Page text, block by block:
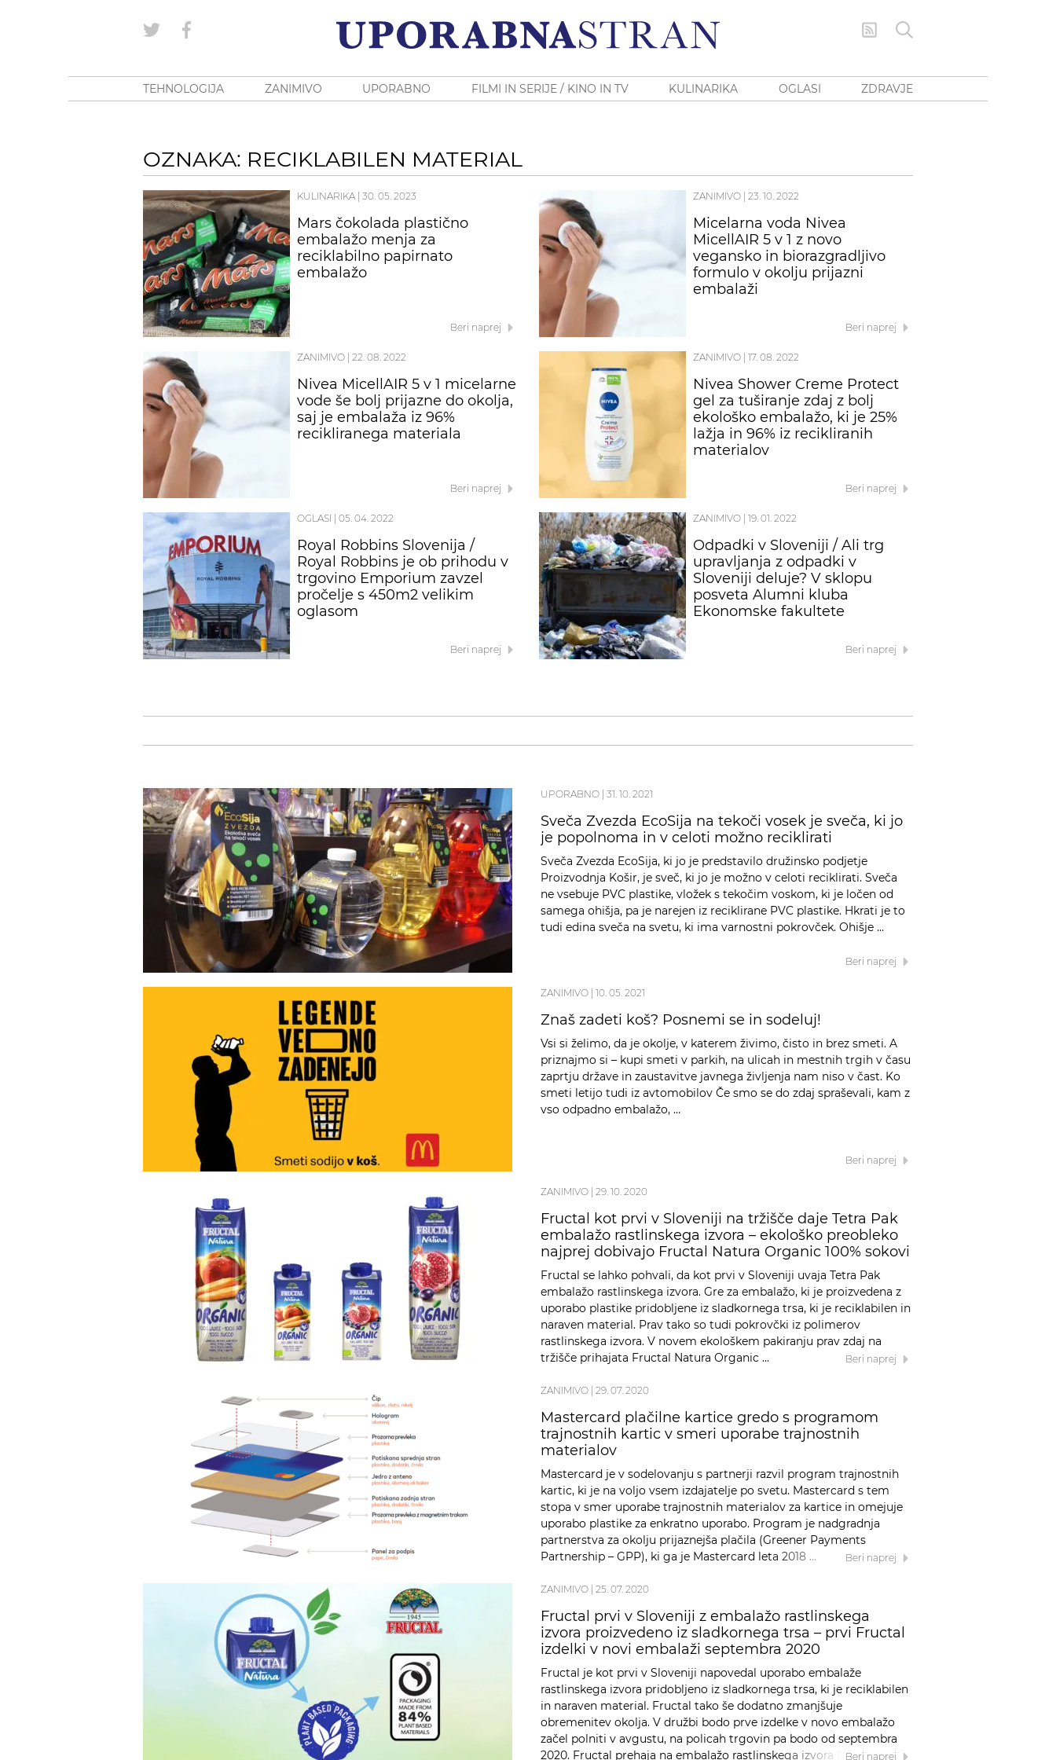
TEHNOLOGIJA ZANIMIVO UPORABNO FILMI IN SERIJE / KINO IN TV KULINARIKA OGLASI ZDRAVJE
OZNAKA: RECIKLABILEN MATERIAL
KULINARIKA 30. 05. 2023
Mars čokolada plastično
embalažo menja za
reciklabilno papirnato
embalažo
Beri naprej
ZANIMIVO| 23. 10. 2022
Micelarna voda Nivea
MicellAIR 5 v 1 z novo
vegansko in biorazgradljivo
formulo v okolju prijazni
embalaži
Beri naprej
ZANIMIVO 22. 08. 2022
Nivea MicellAIR 5 v 1 micelarne
vode še bolj prijazne do okolja,
saj je embalaža iz 96%
recikliranega materiala
Beri naprej
ZANIMIVO| 17. 08. 2022
Nivea Shower Creme Protect
gel za tuširanje zdaj z bolj
ekološko embalažo, ki je 25%
lažja in 96% iz recikliranih
materialov
Beri naprej
OGLASI 05. 04. 2022
Royal Robbins Slovenija /
Royal Robbins je ob prihodu v
trgovino Emporium zavzel
pročelje s 450m2 velikim
oglasom
Beri naprej
ZANIMIVO| 19. 01. 2022
Odpadki v Sloveniji / Ali trg
upravljanja z odpadki v
Sloveniji deluje? V sklopu
posveta Alumni kluba
Ekonomske fakultete
Beri naprej
UPORABNO 31. 10. 2021
Sveča Zvezda EcoSija na tekoči vosek je sveča, ki jo
je popolnoma in v celoti možno reciklirati
Sveča Zvezda EcoSija, ki jo je predstavilo družinsko podjetje
Proizvodnja Košir, je sveč, ki jo je možno v celoti reciklirati. Sveča
ne vsebuje PVC plastike, vložek s tekočim voskom, ki je ločen od
samega ohišja, pa je narejen iz reciklirane PVC plastike. Hkrati je to
tudi edina sveča na svetu, ki ima varnostni pokrovček. Ohišje …
Beri naprej
ZANIMIVO 10. 05. 2021
Znaš zadeti koš? Posnemi se in sodeluj!
Vsi si želimo, da je okolje, v katerem živimo, čisto in brez smeti. A
priznajmo si – kupi smeti v parkih, na ulicah in mestnih trgih v času
zaprtju države in zaustavitve javnega življenja nam niso v čast. Ko
smeti letijo tudi iz avtomobilov Če smo se do zdaj spraševali, kam z
vso odpadno embalažo, …
Beri naprej
ZANIMIVO 29. 10. 2020
Fructal kot prvi v Sloveniji na tržišče daje Tetra Pak
embalažo rastlinskega izvora – ekološko preobleko
najprej dobivajo Fructal Natura Organic 100% sokovi
Fructal se lahko pohvali, da kot prvi v Sloveniji uvaja Tetra Pak
embalažo rastlinskega izvora. Gre za embalažo, ki je proizvedena z
uporabo plastike pridobljene iz sladkornega trsa, ki je reciklabilen in
naraven material. Prav tako so tudi pokrovčki iz polimerov
rastlinskega izvora. V novem ekološkem pakiranju prav zdaj na
tržišče prihajata Fructal Natura Organic …
Beri naprej
ZANIMIVO 29. 07. 2020
Mastercard plačilne kartice gredo s programom
trajnostnih kartic v smeri uporabe trajnostnih
materialov
Mastercard je v sodelovanju s partnerji razvil program trajnostnih
kartic, ki je na voljo vsem izdajatelje po svetu. Mastercard s tem
stopa v smer uporabe trajnostnih materialov za kartice in omejuje
uporabo plastike za enkratno uporabo. Program je nadgradnja
partnerstva za okolju prijaznejša plačila (Greener Payments
Partnership – GPP), ki ga je Mastercard leta 2018 …
Beri naprej
ZANIMIVO 25. 07. 2020
Fructal prvi v Sloveniji z embalažo rastlinskega
izvora proizvedeno iz sladkornega trsa – prvi Fructal
izdelki v novi embalaži septembra 2020
Fructal je kot prvi v Sloveniji napovedal uporabo embalaže
rastlinskega izvora pridobljeno iz sladkornega trsa, ki je reciklabilen
in naraven material. Fructal tako še dodatno zmanjšuje
obremenitev okolja. V družbi bodo prve izdelke v novo embalažo
začel polniti v avgustu, na policah trgovin pa bodo od septembra
2020. Fructal prehaja na embalažo rastlinskega izvora Polovico …
Beri naprej